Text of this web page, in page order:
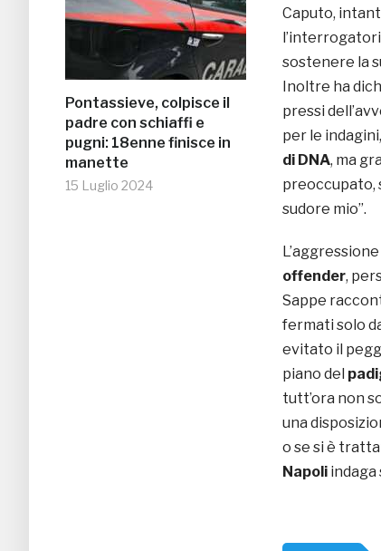
Pontassieve, colpisce il
padre con schiaffi e
pugni: 18enne finisce in
manette
15 Luglio 2024
Caputo,
sostenere la
Inoltre ha
pressi
per le
di DNA, ma
preoccupato,
sudore mio”.
offender,
Sappe
fermati solo
evitato il
piano del
tutt’ora non
una
o se si è
Napoli indaga